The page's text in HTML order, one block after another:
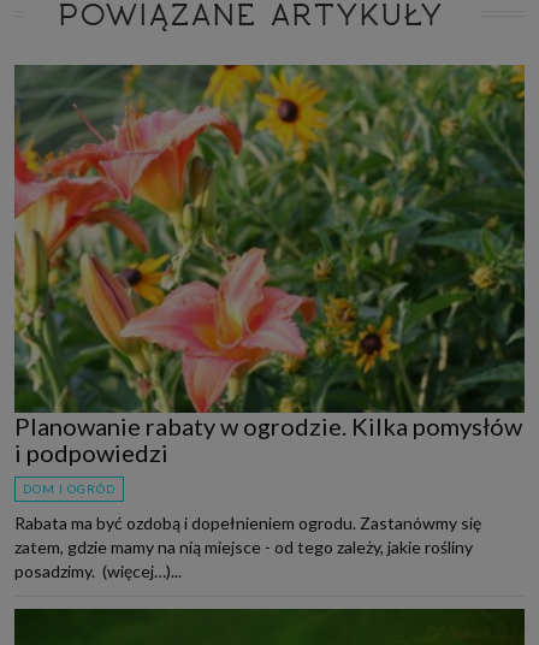
POWIĄZANE ARTYKUŁY
Planowanie rabaty w ogrodzie. Kilka pomysłów
i podpowiedzi
DOM I OGRÓD
Rabata ma być ozdobą i dopełnieniem ogrodu. Zastanówmy się
zatem, gdzie mamy na nią miejsce - od tego zależy, jakie rośliny
posadzimy. (więcej…)...